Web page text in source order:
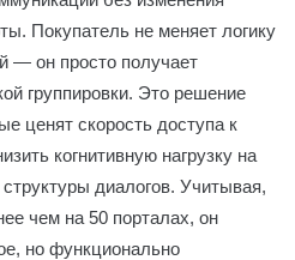
Покупатель не меняет логику
— он просто получает
группировки. Это решение
ценят скорость доступа к
когнитивную нагрузку на
диалогов. Учитывая,
чем на 50 порталах, он
но функционально